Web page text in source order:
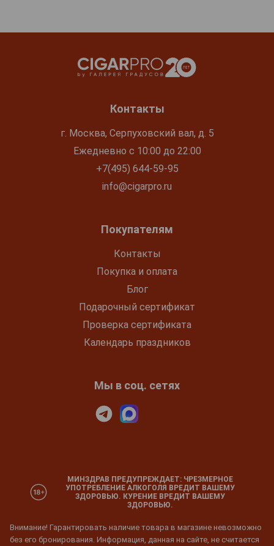
Контакты
г. Москва, Серпуховский вал, д. 5
Ежедневно с 10:00 до 22:00
+7(495) 644-59-95
info@cigarpro.ru
Покупателям
Контакты
Покупка и оплата
Блог
Подарочный сертификат
Проверка сертификата
Календарь праздников
Мы в соц. сетях
МИНЗДРАВ ПРЕДУПРЕЖДАЕТ: ЧРЕЗМЕРНОЕ
УПОТРЕБЛЕНИЕ АЛКОГОЛЯ ВРЕДИТ ВАШЕМУ
ЗДОРОВЬЮ. КУРЕНИЕ ВРЕДИТ ВАШЕМУ
ЗДОРОВЬЮ.
Внимание! Гарантировать наличие товара в магазине невозможно
без его бронирования. Информация, данная на сайте, не считается